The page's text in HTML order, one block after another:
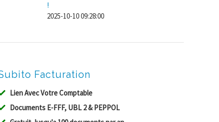
!
2025-10-10 09:28:00
Facturation
Lien Avec Votre Comptable
Documents E-FFF, UBL 2 & PEPPOL